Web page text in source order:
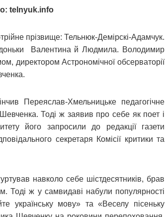
telnyuk.info
прізвище: Тельнюк-Демірскі-Адамчук.
Валентина й Людмила. Володимир
директором Астрономічної обсерваторії
Переяслав-Хмельницьке педагогічне
Тоді ж заявив про себе як поет і
його запросили до редакції газети
секретаря Комісії критики та
навколо себе шістдесятників, брав
Тоді ж у самвидаві набули популярності
українську мову» та «Веселу пісеньку